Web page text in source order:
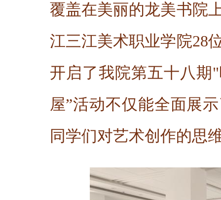
覆盖在美丽的龙美书院
江三江美术职业学院28
开启了我院第五十八期
屋”活动不仅能全面展
同学们对艺术创作的思